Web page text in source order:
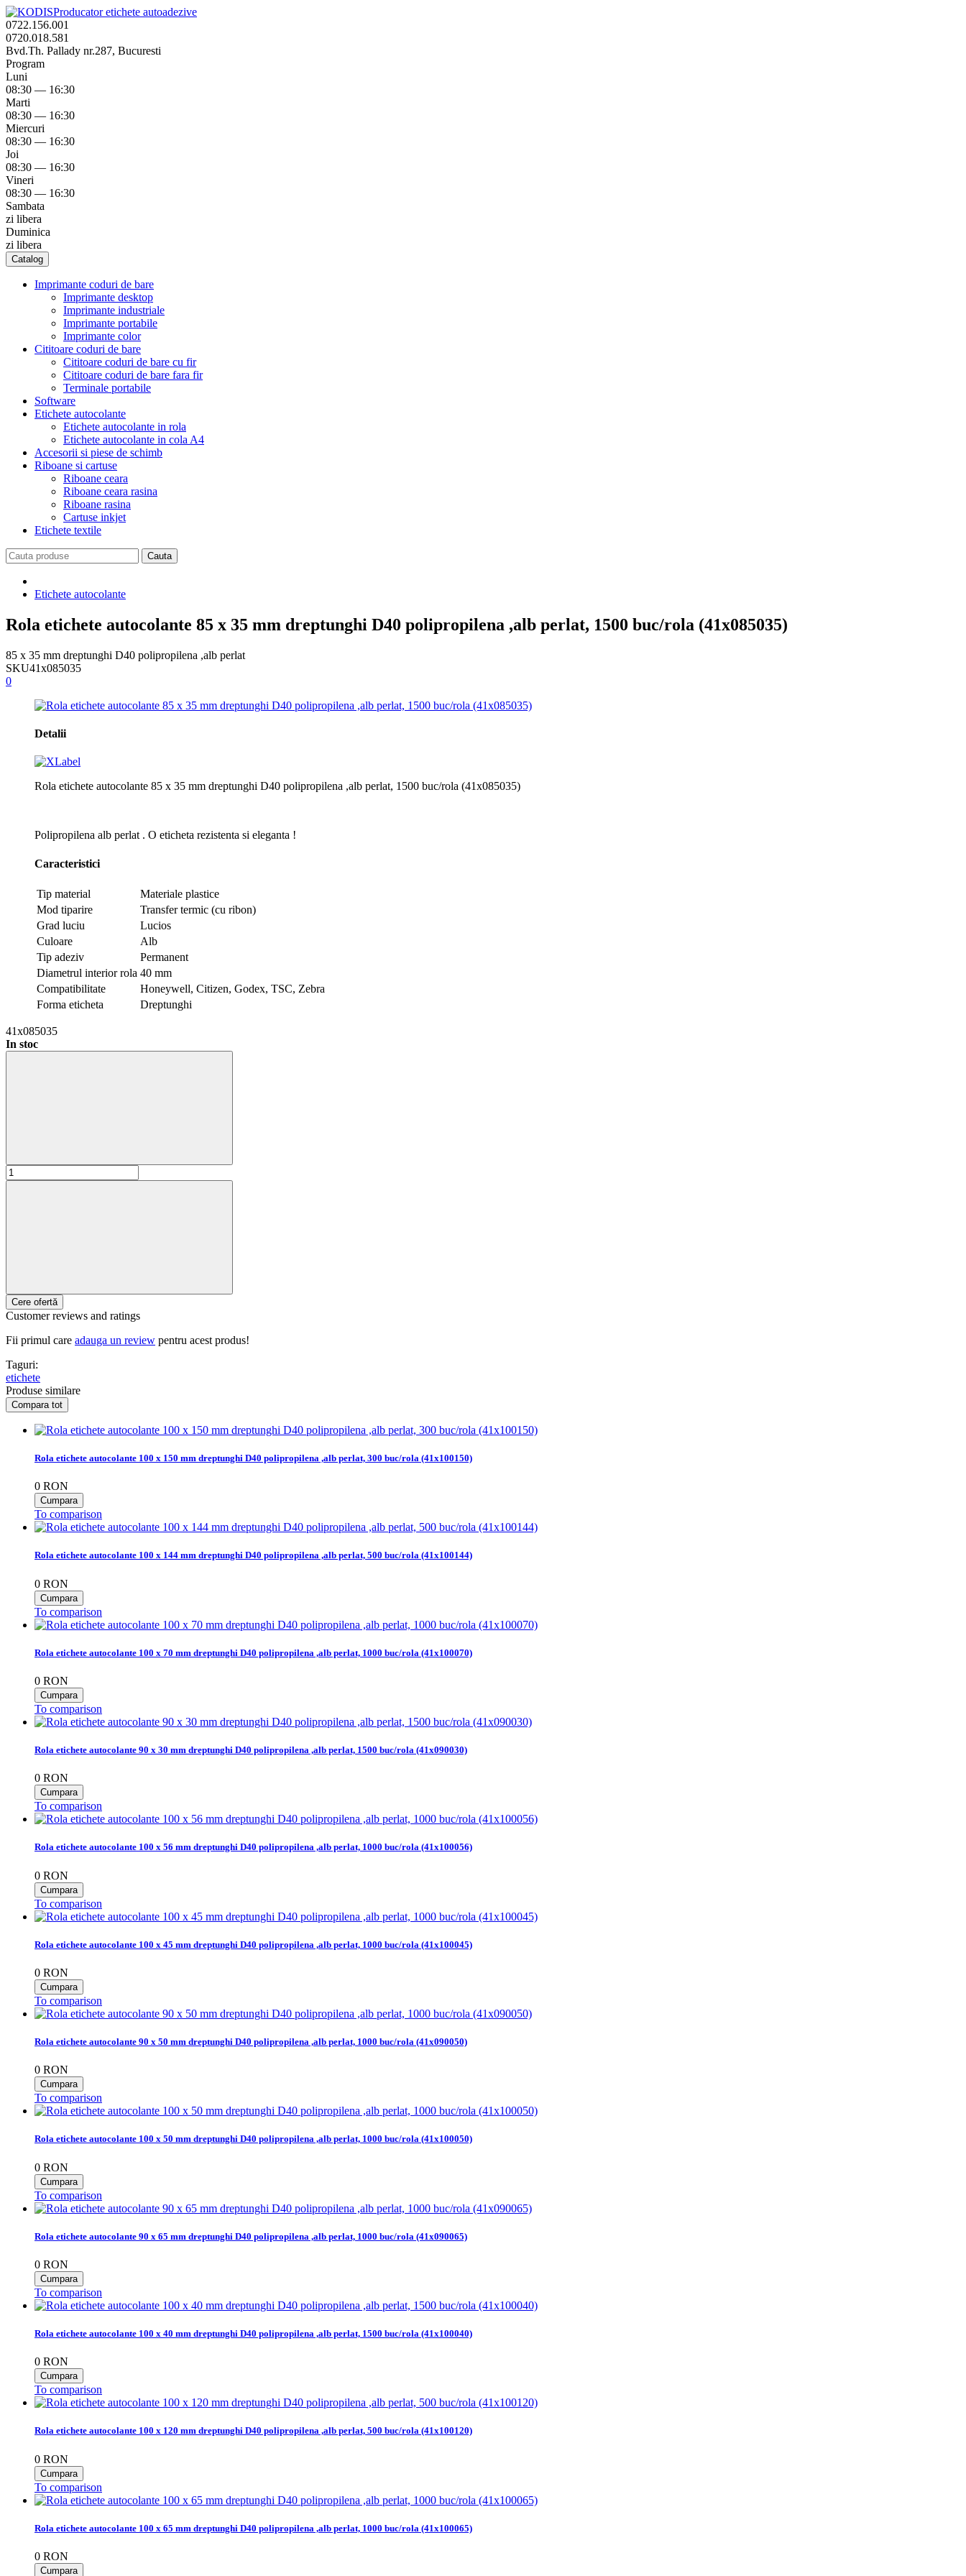
Producator etichete autoadezive
0722.156.001
0720.018.581
Bvd.Th. Pallady nr.287, Bucuresti
Program
Luni
08:30 — 16:30
Marti
08:30 — 16:30
Miercuri
08:30 — 16:30
Joi
08:30 — 16:30
Vineri
08:30 — 16:30
Sambata
zi libera
Duminica
zi libera
Catalog
Imprimante coduri de bare
Imprimante desktop
Imprimante industriale
Imprimante portabile
Imprimante color
Cititoare coduri de bare
Cititoare coduri de bare cu fir
Cititoare coduri de bare fara fir
Terminale portabile
Software
Etichete autocolante
Etichete autocolante in rola
Etichete autocolante in cola A4
Accesorii si piese de schimb
Riboane si cartuse
Riboane ceara
Riboane ceara rasina
Riboane rasina
Cartuse inkjet
Etichete textile
Etichete autocolante
Rola etichete autocolante 85 x 35 mm dreptunghi D40 polipropilena ,alb perlat, 1500 buc/rola (41x085035)
85 x 35 mm dreptunghi D40 polipropilena ,alb perlat
SKU41x085035
0
Detalii
Rola etichete autocolante 85 x 35 mm dreptunghi D40 polipropilena ,alb perlat, 1500 buc/rola (41x085035)
Polipropilena alb perlat . O eticheta rezistenta si eleganta !
Caracteristici
Tip material
Materiale plastice
Mod tiparire
Transfer termic (cu ribon)
Grad luciu
Lucios
Culoare
Alb
Tip adeziv
Permanent
Diametrul interior rola 40 mm
Compatibilitate
Honeywell, Citizen, Godex, TSC, Zebra
Forma eticheta
Dreptunghi
41x085035
In stoc
Customer reviews and ratings
Fii primul care adauga un review pentru acest produs!
Taguri:
etichete
Produse similare
Rola etichete autocolante 100 x 150 mm dreptunghi D40 polipropilena ,alb perlat, 300 buc/rola (41x100150)
0 RON
To comparison
Rola etichete autocolante 100 x 144 mm dreptunghi D40 polipropilena ,alb perlat, 500 buc/rola (41x100144)
0 RON
To comparison
Rola etichete autocolante 100 x 70 mm dreptunghi D40 polipropilena ,alb perlat, 1000 buc/rola (41x100070)
0 RON
To comparison
Rola etichete autocolante 90 x 30 mm dreptunghi D40 polipropilena ,alb perlat, 1500 buc/rola (41x090030)
0 RON
To comparison
Rola etichete autocolante 100 x 56 mm dreptunghi D40 polipropilena ,alb perlat, 1000 buc/rola (41x100056)
0 RON
To comparison
Rola etichete autocolante 100 x 45 mm dreptunghi D40 polipropilena ,alb perlat, 1000 buc/rola (41x100045)
0 RON
To comparison
Rola etichete autocolante 90 x 50 mm dreptunghi D40 polipropilena ,alb perlat, 1000 buc/rola (41x090050)
0 RON
To comparison
Rola etichete autocolante 100 x 50 mm dreptunghi D40 polipropilena ,alb perlat, 1000 buc/rola (41x100050)
0 RON
To comparison
Rola etichete autocolante 90 x 65 mm dreptunghi D40 polipropilena ,alb perlat, 1000 buc/rola (41x090065)
0 RON
To comparison
Rola etichete autocolante 100 x 40 mm dreptunghi D40 polipropilena ,alb perlat, 1500 buc/rola (41x100040)
0 RON
To comparison
Rola etichete autocolante 100 x 120 mm dreptunghi D40 polipropilena ,alb perlat, 500 buc/rola (41x100120)
0 RON
To comparison
Rola etichete autocolante 100 x 65 mm dreptunghi D40 polipropilena ,alb perlat, 1000 buc/rola (41x100065)
0 RON